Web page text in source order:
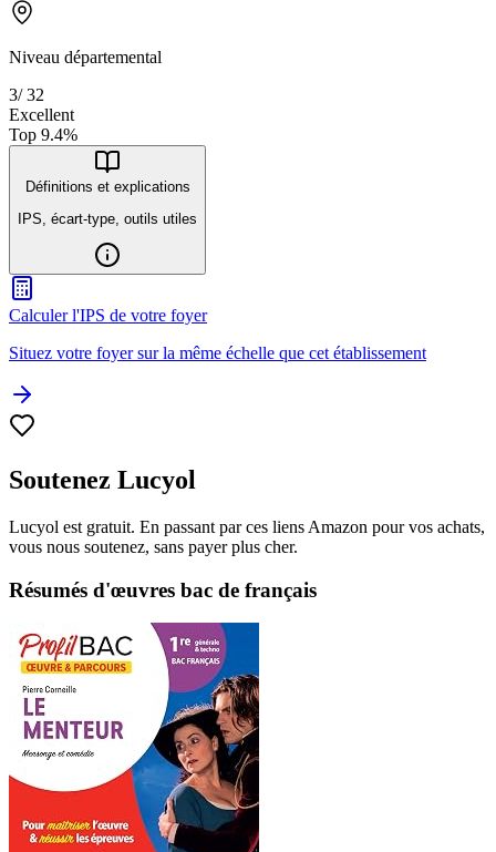
Niveau départemental
3/32
Excellent
Top 9.4%
Définitions et explications
IPS, écart-type, outils utiles
Calculer l'IPS de votre foyer
Situez votre foyer sur la même échelle que cet établissement
Soutenez Lucyol
Lucyol est gratuit. En passant par ces liens Amazon pour vos achats,
vous nous soutenez, sans payer plus cher.
Résumés d'œuvres bac de français